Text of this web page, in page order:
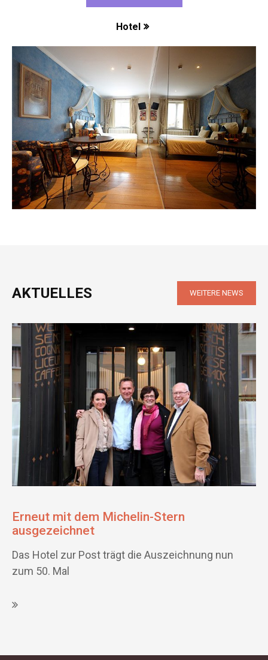
Hotel
AKTUELLES WEITERE NEWS
Erneut mit dem Michelin-Stern
ausgezeichnet
Das Hotel zur Post trägt die Auszeichnung nun
zum 50. Mal